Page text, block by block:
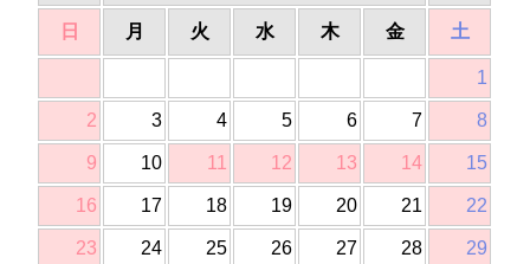
日 月 火 水 木 金 土
1
2 3 4 5 6 7 8
9 10 11 12 13 14 15
16 17 18 19 20 21 22
23 24 25 26 27 28 29